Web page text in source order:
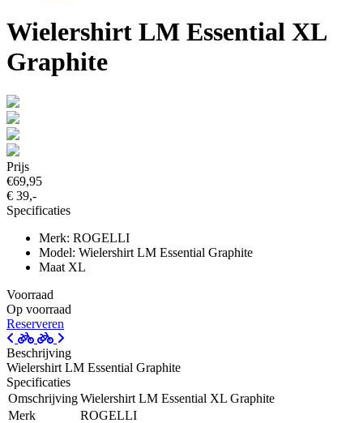
Wielershirt LM Essential XL
Graphite
Prijs
€69,95
€ 39,-
Specificaties
Merk: ROGELLI
Model: Wielershirt LM Essential Graphite
Maat XL
Voorraad
Op voorraad
Reserveren
Beschrijving
Wielershirt LM Essential Graphite
Specificaties
OmschrijvingWielershirt LM Essential XL Graphite
Merk
ROGELLI